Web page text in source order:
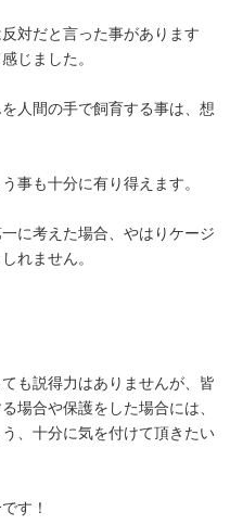
対だと言った事があります
じました。
人間の手で飼育する事は、想
事も十分に有り得えます。
に考えた場合、やはりケージ
れません。
も説得力はありませんが、皆
場合や保護をした場合には、
、十分に気を付けて頂きたい
す！